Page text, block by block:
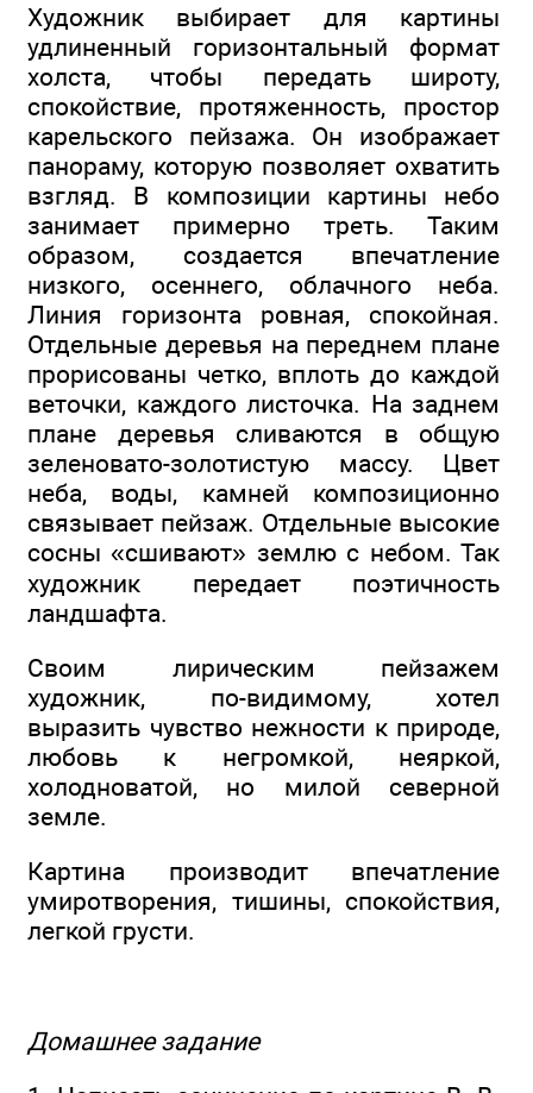
Художник выбирает для картины
удлиненный горизонтальный формат
холста, чтобы передать широту,
спокойствие, протяженность, простор
карельского пейзажа. Он изображает
панораму, которую позволяет охватить
взгляд. В композиции картины небо
занимает примерно треть. Таким
образом, создается впечатление
низкого, осеннего, облачного неба.
Линия горизонта ровная, спокойная.
Отдельные деревья на переднем плане
прорисованы четко, вплоть до каждой
веточки, каждого листочка. На заднем
плане деревья сливаются в общую
зеленовато-золотистую массу. Цвет
неба, воды, камней композиционно
связывает пейзаж. Отдельные высокие
сосны «сшивают» землю с небом. Так
художник передает поэтичность
ландшафта.
Своим лирическим пейзажем
художник, по-видимому, хотел
выразить чувство нежности к природе,
любовь к негромкой, неяркой,
холодноватой, но милой северной
земле.
Картина производит впечатление
умиротворения, тишины, спокойствия,
легкой грусти.
Домашнее задание